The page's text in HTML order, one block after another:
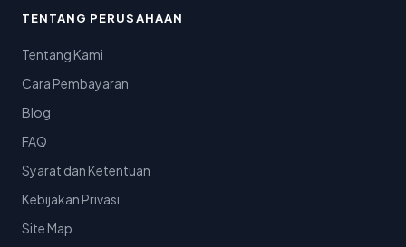
TENTANG PERUSAHAAN
Tentang Kami
Cara Pembayaran
Blog
FAQ
Syarat dan Ketentuan
Kebijakan Privasi
Site Map